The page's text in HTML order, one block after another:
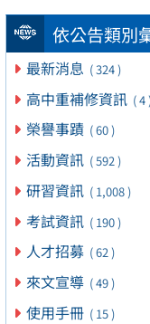
依公告類別
最新消息 ( 324 )
高中重補修資訊 ( 4
榮譽事蹟 ( 60 )
活動資訊 ( 592 )
研習資訊 ( 1,008 )
考試資訊 ( 190 )
人才招募 ( 62 )
來文宣導 ( 49 )
使用手冊 ( 15 )